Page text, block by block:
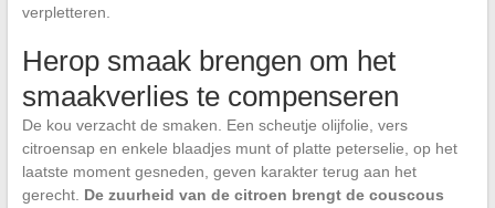
verpletteren.
Herop smaak brengen om het
smaakverlies te compenseren
De kou verzacht de smaken. Een scheutje olijfolie, vers
citroensap en enkele blaadjes munt of platte peterselie, op het
laatste moment gesneden, geven karakter terug aan het
gerecht. De zuurheid van de citroen brengt de couscous